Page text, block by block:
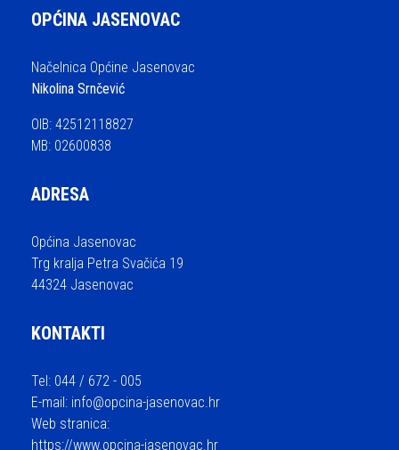
OPĆINA JASENOVAC
Načelnica Općine Jasenovac
Nikolina Srnčević
OIB: 42512118827
MB: 02600838
ADRESA
Općina Jasenovac
Trg kralja Petra Svačića 19
44324 Jasenovac
KONTAKTI
Tel: 044 / 672 - 005
E-mail: info@opcina-jasenovac.hr
Web stranica:
https://www.opcina-jasenovac.hr